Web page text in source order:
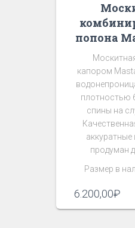
попона
капором
плотностью
спины на
продуман
Размер в
6.200,00₽